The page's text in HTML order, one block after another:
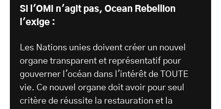
Si l'OMI n'agit pas, Ocean Rebellion
l'exige :
Les Nations unies doivent créer un nouvel
organe transparent et représentatif pour
gouverner l'océan dans l'intérêt de TOUTE
vie. Ce nouvel organe doit avoir pour seul
critère de réussite la restauration et la